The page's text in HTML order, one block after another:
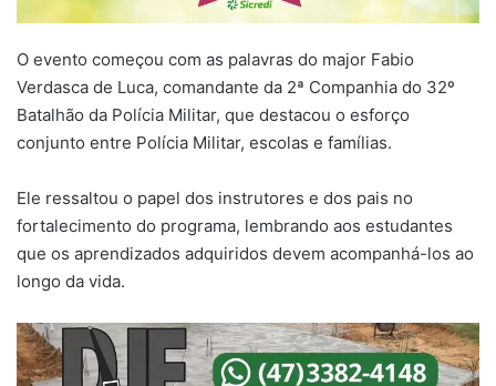
O evento começou com as palavras do major Fabio
Verdasca de Luca, comandante da 2ª Companhia do 32º
Batalhão da Polícia Militar, que destacou o esforço
conjunto entre Polícia Militar, escolas e famílias.
Ele ressaltou o papel dos instrutores e dos pais no
fortalecimento do programa, lembrando aos estudantes
que os aprendizados adquiridos devem acompanhá-los ao
longo da vida.